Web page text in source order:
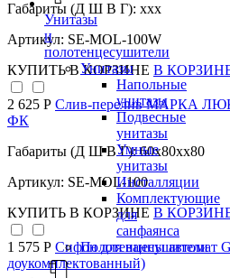
Унитазы
и
полотенцесушители
Унитазы
Напольные
унитазы
Подвесные
унитазы
Умные
унитазы
Инсталляции
Комплектующие
для
санфаянса
Полотенцесушители
Габариты (Д Ш В Г): xxx
Артикул: SE-MOL-100W
КУПИТЬ В КОРЗИНЕ В
2 625 Р Слив-перелив МАРКА
ФК
Габариты (Д Ш В Г): 60x80xx80
Артикул: SE-MOL-100
КУПИТЬ В КОРЗИНЕ В
1 575 Р Сифон для ванны автомат
доукомплектованный)